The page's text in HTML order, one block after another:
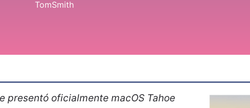
presentó oficialmente macOS Tahoe